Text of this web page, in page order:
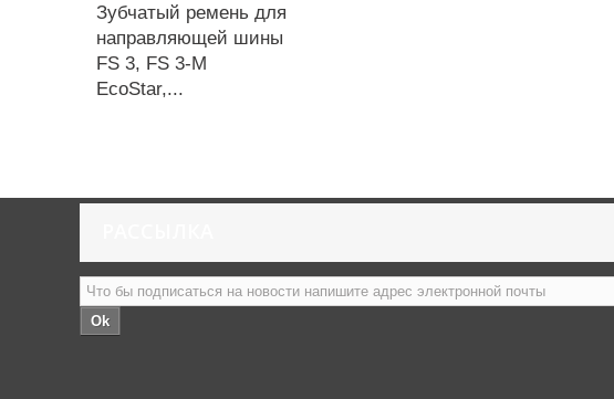
Зубчатый ремень для
направляющей шины
FS 3, FS 3-M
EcoStar,...
Ok